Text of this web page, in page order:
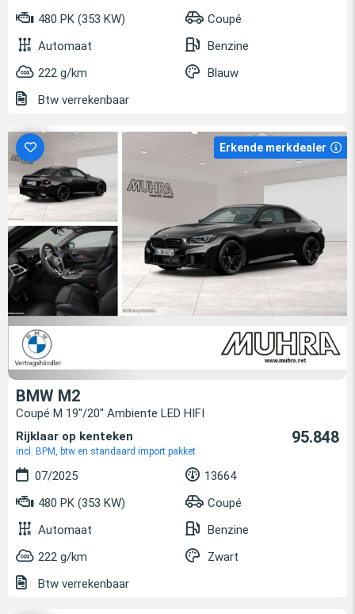
480 PK (353 KW)
Coupé
Automaat
Benzine
222 g/km
Blauw
Btw verrekenbaar
Erkende merkdealer
BMW M2
Coupé M 19"/20" Ambiente LED HIFI
Rijklaar op kenteken
incl. BPM, btw en standaard import pakket
95.848
07/2025
13664
480 PK (353 KW)
Coupé
Automaat
Benzine
222 g/km
Zwart
Btw verrekenbaar